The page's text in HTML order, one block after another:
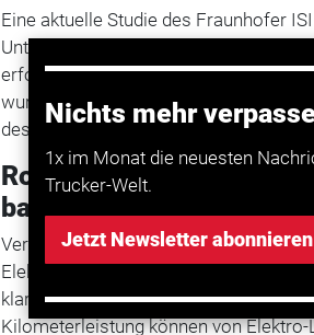
Nichts mehr
1x im Monat die neuesten
Trucker-Welt.
Jetzt Newsletter abonnieren
Eine aktuelle Studie des Fraunhofer
Unternehmens Einride zeigt:
erfolgreichen und wirtschaftlichen
wurden Daten von über 200 Diesel-
des Lebensmitteleinzelhändlers REWE
Routenoptimierung
batterieelektrischen Lkw
Vergleicht man den reinen 1:1-Ersatz
Elektrofahrzeuge mit einer KI-
klarer Vorteil: Bis zu 85 % der
Kilometerleistung können von